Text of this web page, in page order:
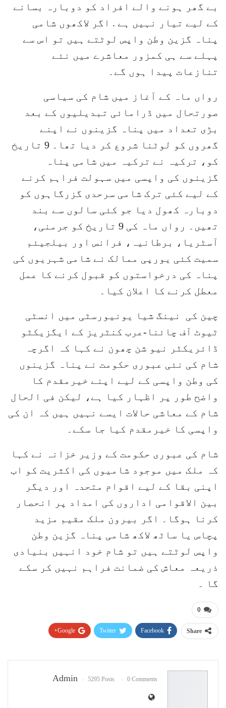
بے گھر ہونے والے افراد کو دوبارہ بسانے
کے لیے تیار نہیں ہے . اگر لاکھوں شامی
پناہ گزین وطن واپس لوٹتے ہیں تو اس سے
پہلے سے ہی کمزور معاشرے میں نئے
تنازعات پیدا ہوں گے۔
رواں ماہ کے آغاز میں شام کی سیاسی
صورتحال میں ڈرامائی تبدیلیوں کے بعد
بڑی تعداد میں پناہ گزینوں نے اپنے
گھروں کو لوٹنا شروع کر دیا تھا۔ 9 تاریخ
کو، ترکیہ نے ترکیہ میں شامی پناہ
گزینوں کی واپسی میں سہولت فراہم کرنے
کے لیے کئی ترک شامی سرحدی گزرگاہوں کو
دوبارہ کھول دیا جو کئی سالوں سے بند
تھیں۔ رواں ماہ کی 9 تاریخ کو جرمنی،
آسٹریا، برطانیہ، فرانس اور بیلجیئم
سمیت کئی یورپی ممالک نے شامی شہریوں کی
پناہ کی درخواستوں کو قبول کرنے کا عمل
معطل کرنے کا اعلان کیا۔
چین کی نینگ شیا یونیورسٹی میں انسٹی
ٹیوٹ آف چائنا-عرب کنٹریز کے ایگزیکٹو
ڈائریکٹر نیو شن چھون نے کہا کہ اگرچہ
شام کی نئی عبوری حکومت نے پناہ گزینوں
کی وطن واپسی کے لیے اپنے خیرمقدم کا
واضح طور پر اظہار کیا ہے، لیکن فی الحال
شام کے معاشی حالات ایسے نہیں ہیں کہ ان کی
واپسی کا خیرمقدم کیا جا سکے۔
شام کی عبوری حکومت کے وزیر خزانہ نے کہا
کہ ملک میں موجود شامیوں کی اکثریت کو اب
اپنی بقا کے لیے اقوام متحدہ اور دیگر
بین الاقوامی اداروں کی امداد پر انحصار
کرنا ہوگا۔ اگر بیرون ملک مقیم مزید
پچاس یا ساٹھ لاکھ شامی پناہ گزین وطن
واپس لوٹتے ہیں تو شام خود انہیں بنیادی
ذریعہ معاش کی ضمانت فراہم نہیں کر سکے
گا ۔
0
Share
Facebook
Twitter
Google+
Admin 5295 Posts 0 Comments